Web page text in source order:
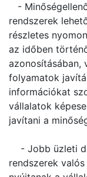
-
rendszerek
részletes
az időben
azonosításában,
folyamatok
információkat
vállalatok
javítani a
- Jobb üzleti
rendszerek